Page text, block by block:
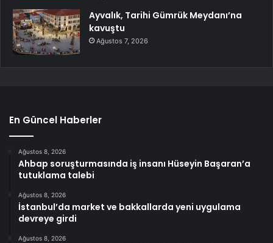
Ayvalık, Tarihi Gümrük Meydanı’na
kavuştu
Ağustos 7, 2026
En Güncel Haberler
Ağustos 8, 2026
Ahbap soruşturmasında iş insanı Hüseyin Başaran’a
tutuklama talebi
Ağustos 8, 2026
İstanbul’da market ve bakkallarda yeni uygulama
devreye girdi
Ağustos 8, 2026